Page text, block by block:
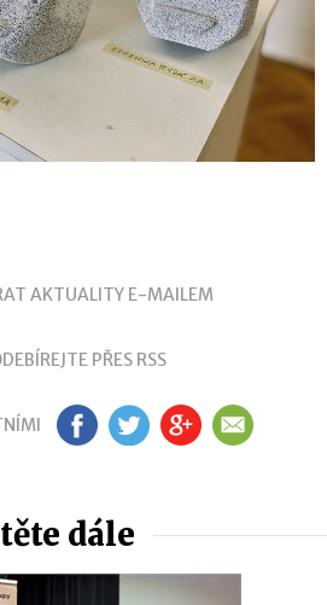
AKTUALITY E-MAILEM
PŘES RSS
FB TW GP EM
dále